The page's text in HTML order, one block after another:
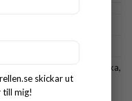
skickar ut
till mig!
Väskor & Accessoarer
väska,trendig virkad väska,
,virkad väska,virkad väska
,virkmönster trendig